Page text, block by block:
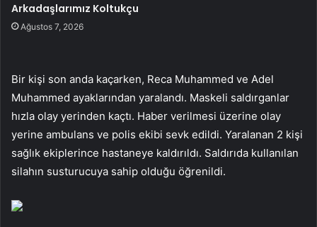
Arkadaşlarımız Koltukçu
Ağustos 7, 2026
Bir kişi son anda kaçarken, Reca Muhammed ve Adel
Muhammed ayaklarından yaralandı. Maskeli saldırganlar
hızla olay yerinden kaçtı. Haber verilmesi üzerine olay
yerine ambulans ve polis ekibi sevk edildi. Yaralanan 2 kişi
sağlık ekiplerince hastaneye kaldırıldı. Saldırıda kullanılan
silahın susturucuya sahip olduğu öğrenildi.